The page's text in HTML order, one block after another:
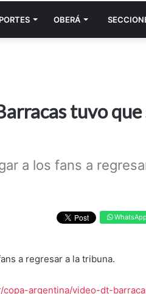
OBERÁ
tuvo
a los fans a
WhatsApp
a regresar a la tribuna.
copa-argentina/video-dt-